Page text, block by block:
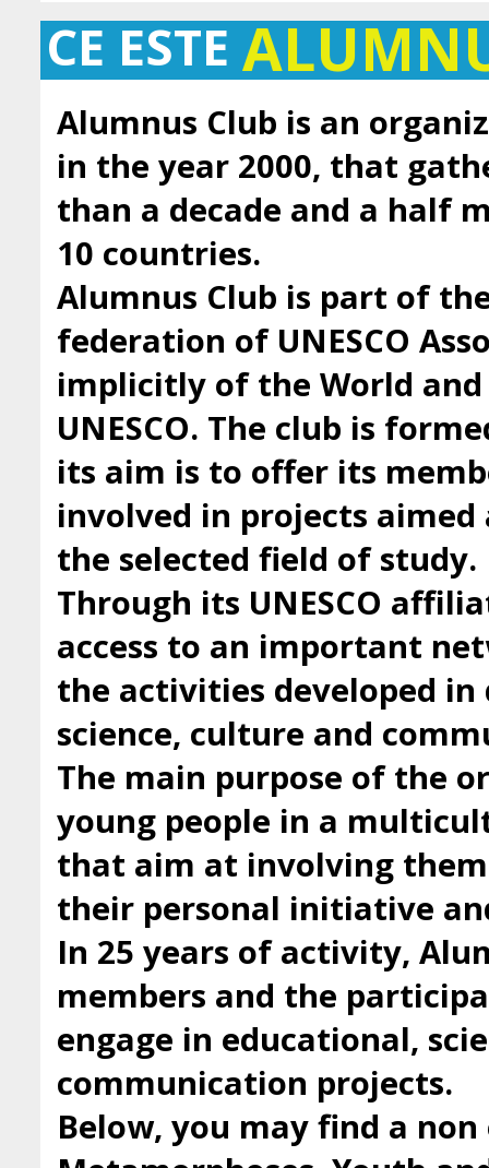
CE ESTE
Alumnus Club is an
in the year 2000, that
than a decade and a half
10 countries.
Alumnus Club is part of
federation of UNESCO
implicitly of the World
UNESCO. The club is
its aim is to offer its
involved in projects
the selected field of study.
Through its UNESCO
access to an important
the activities developed in
science, culture and
The main purpose of the
young people in a
that aim at involving
their personal initiative
In 25 years of activity,
members and the
engage in educational,
communication projects.
Below, you may find a